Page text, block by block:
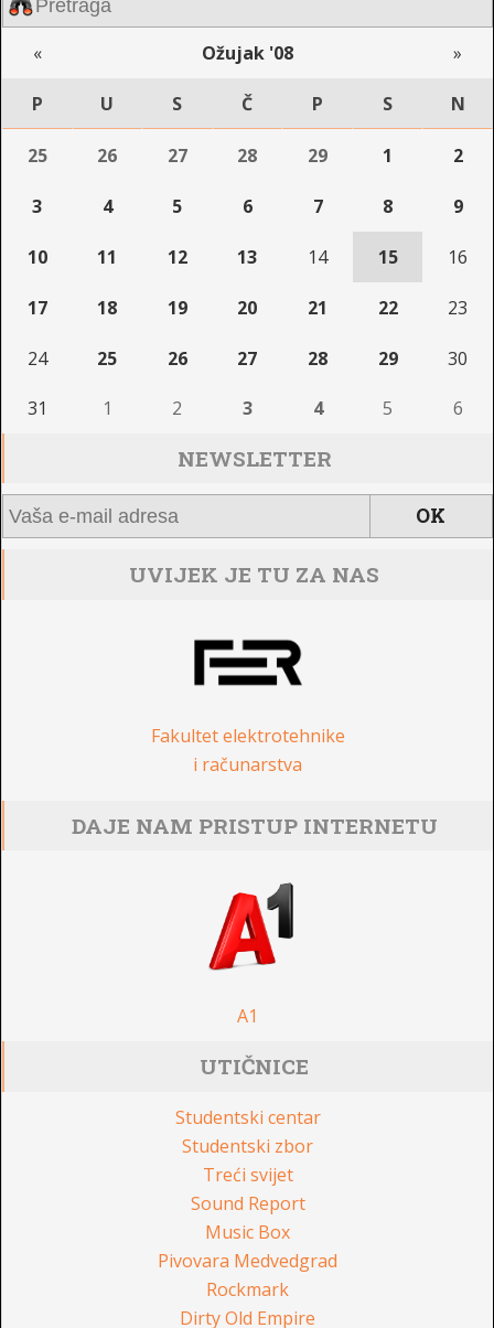
« Ožujak '08 »
P U S Č P S N
25 26 27 28 29 1 2
3 4 5 6 7 8 9
10 11 12 13 14 15 16
17 18 19 20 21 22 23
24 25 26 27 28 29 30
31 1 2 3 4 5 6
NEWSLETTER
UVIJEK JE TU ZA NAS
Fakultet elektrotehnike
i računarstva
DAJE NAM PRISTUP INTERNETU
A1
UTIČNICE
Studentski centar
Studentski zbor
Treći svijet
Sound Report
Music Box
Pivovara Medvedgrad
Rockmark
Dirty Old Empire